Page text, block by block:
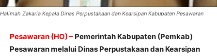
Halimah Zakaria Kepala Dinas Perpustakaan dan Kearsipan Kabupaten Pesawaran
Pesawaran (HO) – Pemerintah Kabupaten (Pemkab)
Pesawaran melalui Dinas Perpustakaan dan Kearsipan